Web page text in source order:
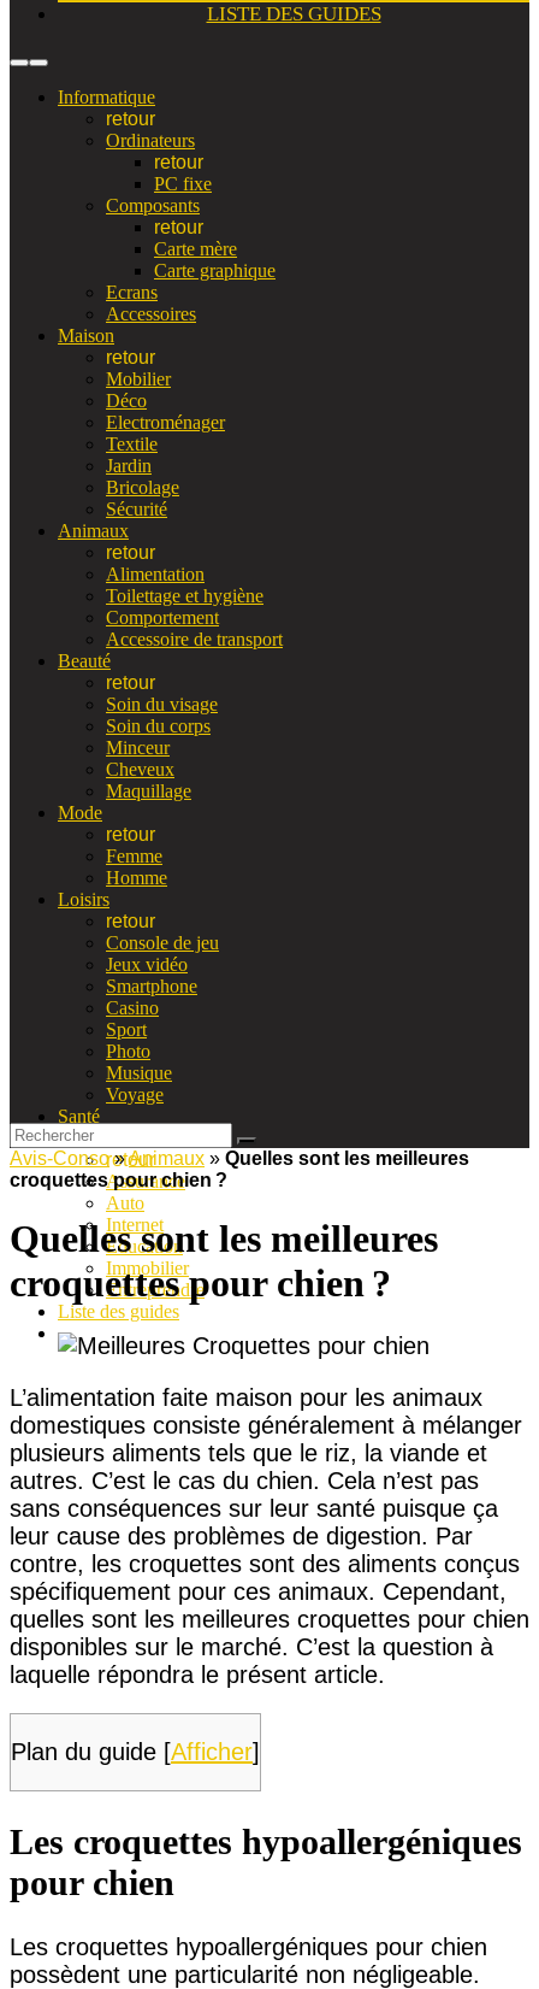
LISTE DES GUIDES
Informatique
retour
Ordinateurs
retour
PC fixe
Composants
retour
Carte mère
Carte graphique
Ecrans
Accessoires
Maison
retour
Mobilier
Déco
Electroménager
Textile
Jardin
Bricolage
Sécurité
Animaux
retour
Alimentation
Toilettage et hygiène
Comportement
Accessoire de transport
Beauté
retour
Soin du visage
Soin du corps
Minceur
Cheveux
Maquillage
Mode
retour
Femme
Homme
Loisirs
retour
Console de jeu
Jeux vidéo
Smartphone
Casino
Sport
Photo
Musique
Voyage
Santé
Vie pratique
retour
Assurance
Auto
Internet
Education
Immobilier
Entreprendre
Liste des guides
Avis-Conso»Animaux » Quelles sont les meilleures
croquettes pour chien ?
Quelles sont les meilleures
croquettes pour chien ?
L’alimentation faite maison pour les animaux
domestiques consiste généralement à mélanger
plusieurs aliments tels que le riz, la viande et
autres. C’est le cas du chien. Cela n’est pas
sans conséquences sur leur santé puisque ça
leur cause des problèmes de digestion. Par
contre, les croquettes sont des aliments conçus
spécifiquement pour ces animaux. Cependant,
quelles sont les meilleures croquettes pour chien
disponibles sur le marché. C’est la question à
laquelle répondra le présent article.
Plan du guide [Afficher]
Les croquettes hypoallergéniques
pour chien
Les croquettes hypoallergéniques pour chien
possèdent une particularité non négligeable.